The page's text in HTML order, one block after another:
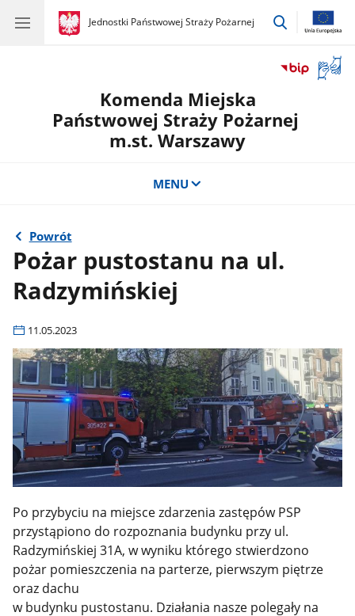
gov.pl
Jednostki Państwowej Straży Pożarnej
gov.pl
Jednostki
przejdź
okno
Komenda Miejska
Państwowej Straży Pożarnej
m.st. Warszawy
MENU
Powrót
Pożar pustostanu na ul.
Radzymińskiej
11.05.2023
Po przybyciu na miejsce zdarzenia zastępów PSP
przystąpiono do rozpoznania budynku przy ul.
Radzymińskiej 31A, w wyniku którego stwierdzono
pożar pomieszczenia na parterze, pierwszym piętrze
oraz dachu
w budynku pustostanu. Działania nasze polegały na